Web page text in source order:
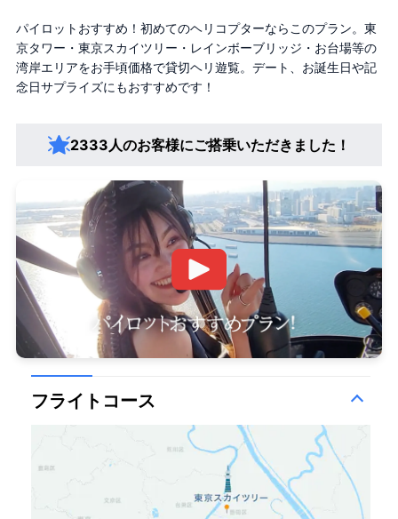
パイロットおすすめ！初めてのヘリコプターならこのプラン。東
京タワー・東京スカイツリー・レインボーブリッジ・お台場等の
湾岸エリアをお手頃価格で貸切ヘリ遊覧。デート、お誕生日や記
念日サプライズにもおすすめです！
2333人のお客様にご搭乗いただきました！
フライトコース